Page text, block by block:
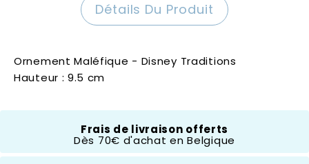
Détails Du Produit
Ornement Maléfique - Disney Traditions
Hauteur : 9.5 cm
Frais de livraison offerts
Dès 70€ d'achat en Belgique